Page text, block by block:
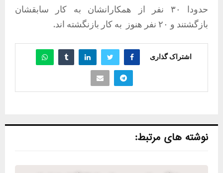
حدودا ۳۰ نفر از همکارانشان به کار سابقشان
بازگشتند و ۲۰ نفر هنوز به کار بازنگشته اند.
اشتراک گذاری
نوشته های مرتبط: